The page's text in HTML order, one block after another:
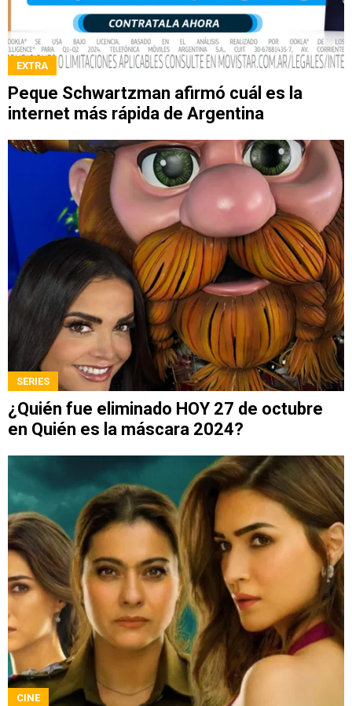
EXTRA
Peque Schwartzman afirmó cuál es la
internet más rápida de Argentina
SERIES
¿Quién fue eliminado HOY 27 de octubre
en Quién es la máscara 2024?
CINE